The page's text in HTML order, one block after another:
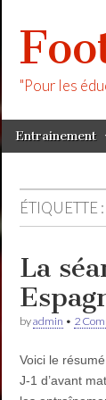
"Pour les
Main
menu
Skip
to
Entrainement
ÉTIQUETTE :
La
byadmin • 2
Voici le
J-1 d’avant